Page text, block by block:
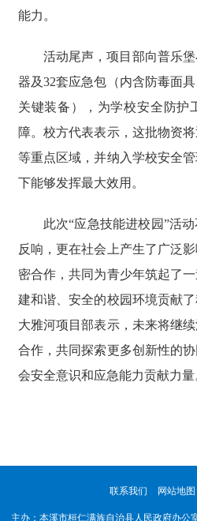
能力。
活动尾声，项目部向普乐
器及32套应急包（内含防毒面
关键装备），为学校安全防护
障。校方代表表示，这批物资
等重点区域，并纳入学校安全
下能够发挥最大效用。
此次“应急技能进校园”活
反响，更在社会上产生了广泛
密合作，共同为青少年筑起了
建和谐、安全的校园环境贡献
大雅河项目部表示，未来将继
合作，共同探索更多创新性的
会安全意识和应急能力贡献力量
联系我们 网站地图
主办：本溪市桓仁满族自治县人民政府办